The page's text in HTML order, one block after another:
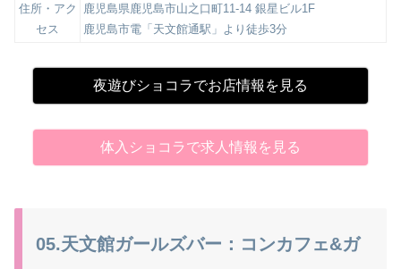
住所・アク
セス
鹿児島県鹿児島市山之口町11-14 銀星ビル1F
鹿児島市電「天文館通駅」より徒歩3分
夜遊びショコラでお店情報を見る
体入ショコラで求人情報を見る
05.天文館ガールズバー：コンカフェ&ガ